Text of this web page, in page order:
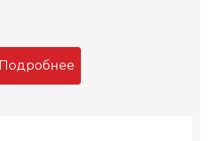
Подробнее